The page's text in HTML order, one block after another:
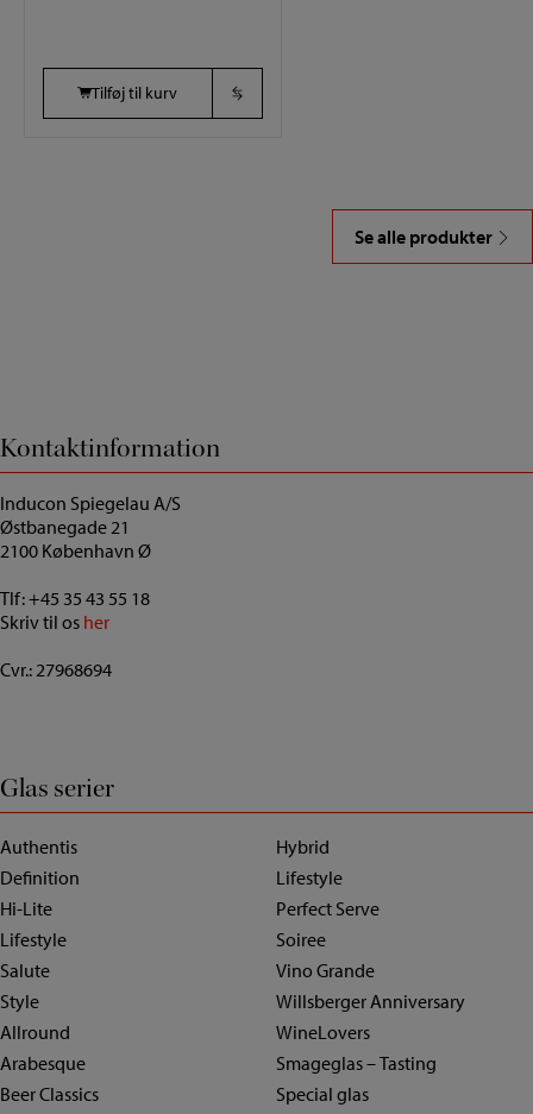
Tilføj til kurv
Se alle produkter
Kontaktinformation
Inducon Spiegelau A/S
Østbanegade 21
2100 København Ø
Tlf:+45 35 43 55 18
Skriv til os her
Cvr.: 27968694
Glas serier
Authentis
Definition
Hi-Lite
Lifestyle
Salute
Style
Allround
Arabesque
Beer Classics
Hybrid
Lifestyle
Perfect Serve
Soiree
Vino Grande
Willsberger Anniversary
WineLovers
Smageglas – Tasting
Special glas